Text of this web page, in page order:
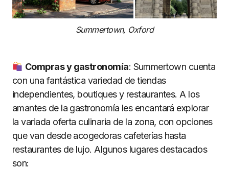
Summertown, Oxford
Compras y gastronomía: Summertown cuenta
con una fantástica variedad de tiendas
independientes, boutiques y restaurantes. A los
amantes de la gastronomía les encantará explorar
la variada oferta culinaria de la zona, con opciones
que van desde acogedoras cafeterías hasta
restaurantes de lujo. Algunos lugares destacados
son: